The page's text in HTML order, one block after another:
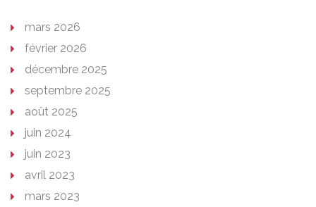
mars 2026
février 2026
décembre 2025
septembre 2025
août 2025
juin 2024
juin 2023
avril 2023
mars 2023